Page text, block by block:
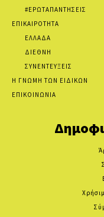
#ΕΡΩΤΑΠΑΝΤΗΣΕΙΣ
ΕΠΙΚΑΙΡΟΤΗΤΑ
ΕΛΛΑΔΑ
ΔΙΕΘΝΗ
ΣΥΝΕΝΤΕΥΞΕΙΣ
Η ΓΝΩΜΗ ΤΩΝ ΕΙΔΙΚΩΝ
ΕΠΙΚΟΙΝΩΝΙΑ